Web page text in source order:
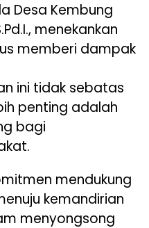
Desa Kembung
menekankan
memberi dampak
ini tidak sebatas
penting adalah
bagi
mendukung
kemandirian
menyongsong